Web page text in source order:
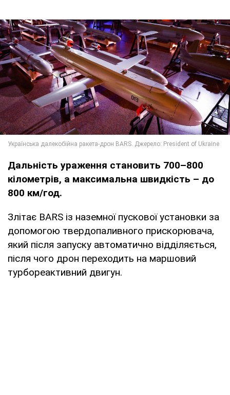
Дальність ураження становить 700–800
кілометрів, а максимальна швидкість – до
800 км/год.
Злітає BARS із наземної пускової установки за
допомогою твердопаливного прискорювача,
який після запуску автоматично відділяється,
після чого дрон переходить на маршовий
турбореактивний двигун.